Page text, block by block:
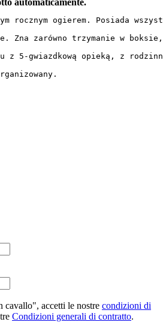
rocznym ogierem. Posiada
Zna zarówno trzymanie w
z 5-gwiazdkową opieką, z
cavallo", accetti le nostre condizioni di
Condizioni generali di contratto.